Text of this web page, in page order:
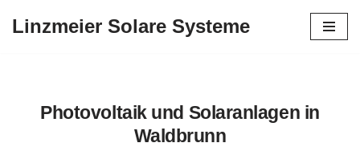
Linzmeier Solare Systeme
Photovoltaik und Solaranlagen in
Waldbrunn